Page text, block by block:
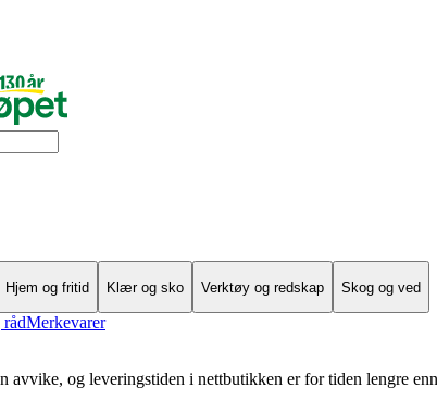
Hjem og fritid Klær og sko Verktøy og redskap Skog og ved
Merkevarer
avvike, og leveringstiden i nettbutikken er for tiden lengre